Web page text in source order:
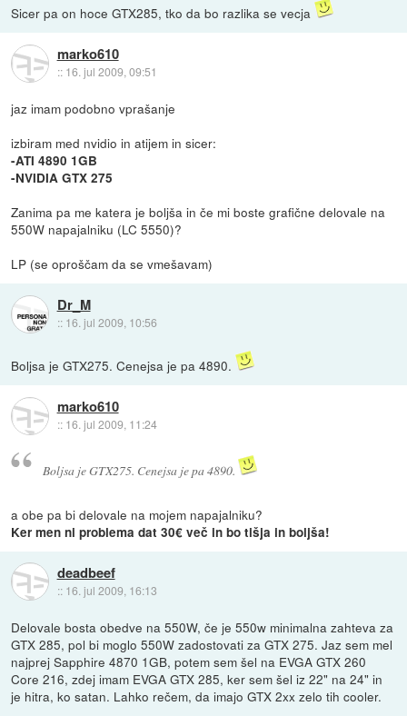
Sicer pa on hoce GTX285, tko da bo razlika se vecja
marko610
:: 16. jul 2009, 09:51
jaz imam podobno vprašanje
izbiram med nvidio in atijem in sicer:
-ATI 4890 1GB
-NVIDIA GTX 275
Zanima pa me katera je boljša in če mi boste grafične delovale na
550W napajalniku (LC 5550)?
LP (se oproščam da se vmešavam)
Dr_M
:: 16. jul 2009, 10:56
Boljsa je GTX275. Cenejsa je pa 4890.
marko610
:: 16. jul 2009, 11:24
Boljsa je GTX275. Cenejsa je pa 4890.
a obe pa bi delovale na mojem napajalniku?
Ker men ni problema dat 30€ več in bo tišja in boljša!
deadbeef
:: 16. jul 2009, 16:13
Delovale bosta obedve na 550W, če je 550w minimalna zahteva za
GTX 285, pol bi moglo 550W zadostovati za GTX 275. Jaz sem mel
najprej Sapphire 4870 1GB, potem sem šel na EVGA GTX 260
Core 216, zdej imam EVGA GTX 285, ker sem šel iz 22" na 24" in
je hitra, ko satan. Lahko rečem, da imajo GTX 2xx zelo tih cooler.